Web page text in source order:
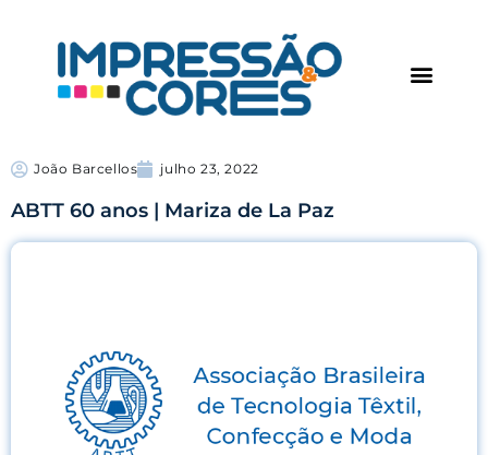
João Barcellos julho 23, 2022
ABTT 60 anos | Mariza de La Paz